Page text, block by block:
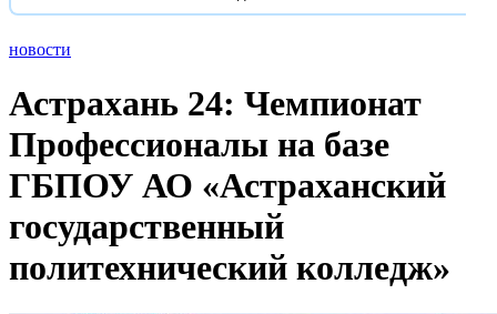
новости
Астрахань 24: Чемпионат
Профессионалы на базе
ГБПОУ АО «Астраханский
государственный
политехнический колледж»